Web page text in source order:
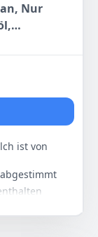
Nur
(6 x
ist von
wird, oder